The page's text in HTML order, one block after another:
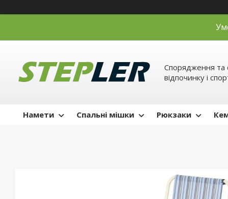
Спорядження та
відпочинку і
Намети Спальні мішки Рюкзаки